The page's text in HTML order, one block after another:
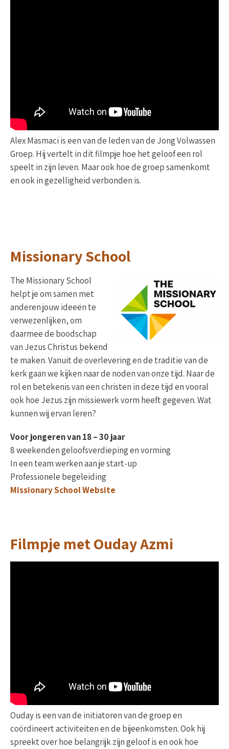
Alex Masmaci is een van de leden van de Jong Volwassen
Groep. Hij vertelt in dit filmpje hoe het geloof een rol
speelt in zijn leven. Maar ook hoe de groep samenkomt
en ook in gezelligheid verbonden is.
Missionary School
The Missionary School
helpt je om samen met
anderen jouw ideeën te
verwezenlijken, om
daarmee de boodschap
van Jezus Christus bekend
te maken. Vanuit de overlevering en de traditie van de
kerk gaan we kijken naar de noden van onze tijd. Naar de
rol en betekenis van een christen in deze tijd en vooral
ook hoe Jezus zijn missiewerk vorm heeft gegeven. Wat
kunnen wij ervan leren?
Voor jongeren van 18 – 30 jaar
8 weekenden geloofsverdieping en vorming
In een team werken aan je start-up
Professionele begeleiding
Missionary School Website
Filmpje met Ouday Azmi
Ouday is een van de initiatoren van de groep en
coördineert activiteiten en de bijeenkomsten. Ook hij
spreekt over hoe belangrijk zijn geloof is en ook hoe